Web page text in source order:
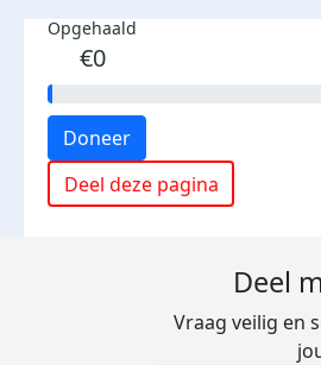
Opgehaald
€0
Doneer
Deel deze pagina
Deel
Vraag veilig en